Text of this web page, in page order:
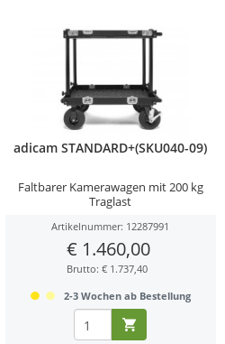
adicam STANDARD+(SKU040-09)
Faltbarer Kamerawagen mit 200 kg
Traglast
Artikelnummer: 12287991
€ 1.460,00
Brutto: € 1.737,40
2-3 Wochen ab Bestellung